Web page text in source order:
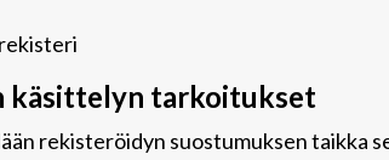
käsittelyn tarkoitukset
rekisteröidyn suostumuksen taikka